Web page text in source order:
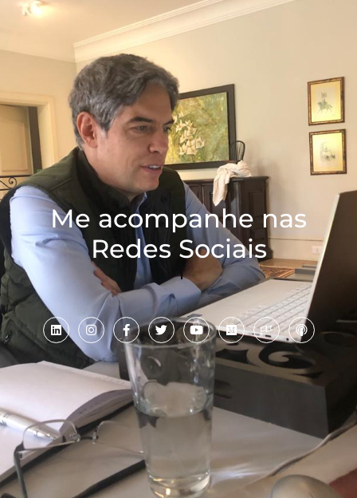
Me acompanhe nas
Redes Sociais